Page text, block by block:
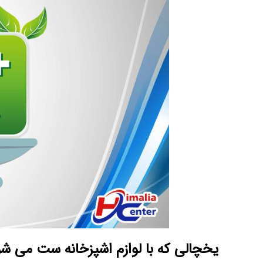
یخچالی که با لوازم اشپزخانه ست می